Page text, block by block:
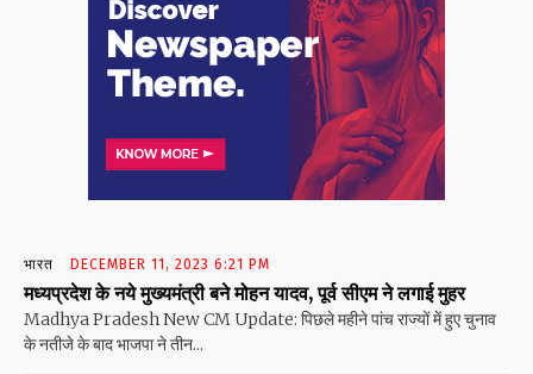
भारत DECEMBER 11, 2023 6:21 PM
मध्यप्रदेश के नये मुख्यमंत्री बने मोहन यादव, पूर्व सीएम ने लगाई मुहर
Madhya Pradesh New CM Update: पिछले महीने पांच राज्यों में हुए चुनाव
के नतीजे के बाद भाजपा ने तीन...